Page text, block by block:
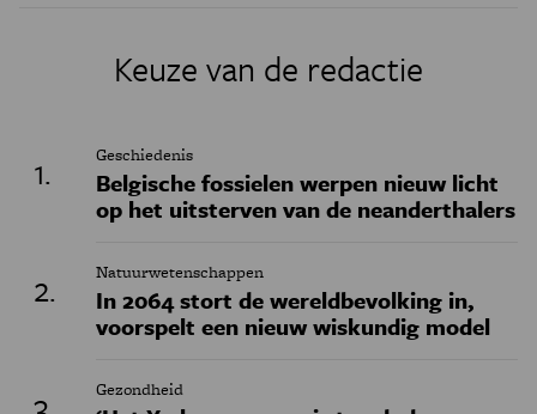
Keuze van de redactie
Geschiedenis
Belgische fossielen werpen nieuw licht
op het uitsterven van de neanderthalers
Natuurwetenschappen
In 2064 stort de wereldbevolking in,
voorspelt een nieuw wiskundig model
Gezondheid